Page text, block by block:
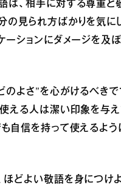
は、相手に対する尊重と
の見られ方ばかりを気に
ションにダメージを及ぼ
のよさ”を心がけるべき
える人は潔い印象を与
自信を持って使えるよう
どよい敬語を身につけよ